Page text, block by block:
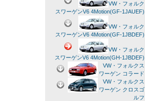
VW・フォルク
スワーゲンV6 4Motion(GF-1JAUEF)
VW・フォルク
スワーゲンV6 4Motion(GF-1JBDEF)
VW・フォルク
スワーゲンV6 4Motion(GH-1JBDEF)
VW・フォルクス
ワーゲン コラード
VW・フォルクス
ワーゲン クロスゴ
ルフ